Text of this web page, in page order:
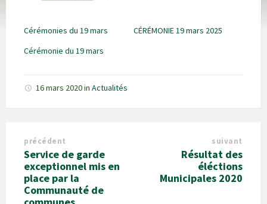
Cérémonies du 19 mars
CÉRÉMONIE 19 mars 2025
Cérémonie du 19 mars
16 mars 2020in Actualités
précédent
Service de garde
exceptionnel mis en
place par la
Communauté de
suivant
Résultat des
éléctions
Municipales 2020